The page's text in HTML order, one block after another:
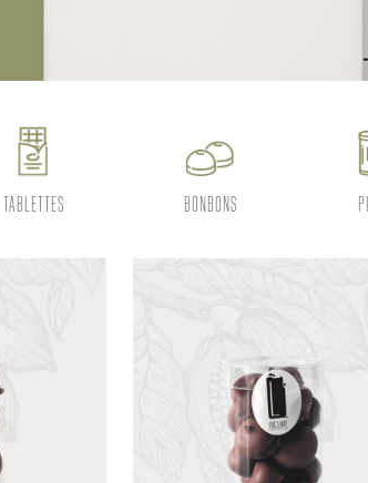
TABLETTES BONBONS